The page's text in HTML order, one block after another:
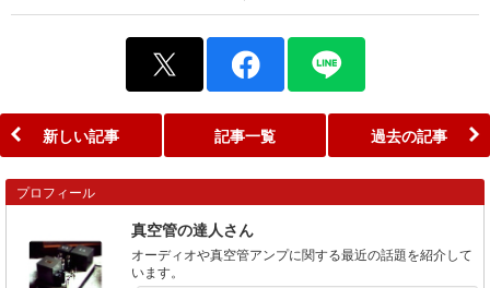
新しい記事 記事一覧 過去の記事
プロフィール
真空管の達人さん
オーディオや真空管アンプに関する最近の話題を紹介して
います。